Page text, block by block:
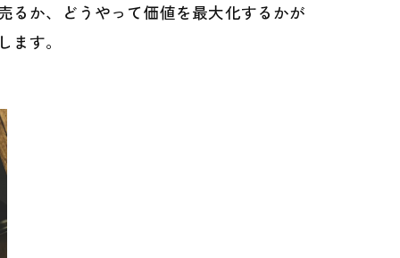
るか、どうやって価値を最大化するかが
す。